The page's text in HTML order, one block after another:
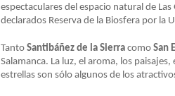
espectaculares del espacio natural de
declarados Reserva de la Biosfera por la
Tanto Santibáñez de la Sierra como San
Salamanca. La luz, el aroma, los
estrellas son sólo algunos de los